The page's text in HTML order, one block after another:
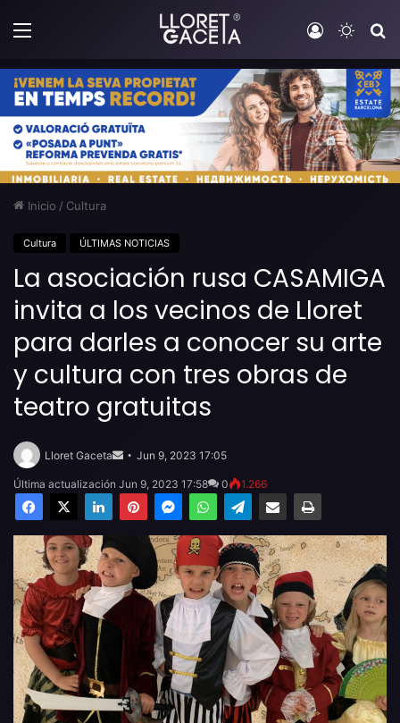
Menú Iniciar
Inicio / Cultura
Cultura ÚLTIMAS NOTICIAS
La asociación rusa CASAMIGA
invita a los vecinos de Lloret
para darles a conocer su arte
y cultura con tres obras de
teatro gratuitas
Lloret Gaceta
email
Jun 9, 2023 17:05
Última actualización Jun 9, 2023 17:58 0 1.266
Facebook
X LinkedInPinterestMessengerWhatsAppTelegramCompartir por email Imprimir